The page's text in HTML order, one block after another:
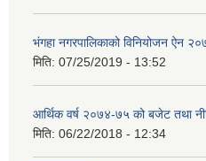
भंगहा नगरपालिकाको विनियोजन ऐन
मिति: 07/25/2019 - 13:52
आर्थिक वर्ष २०७४-७५ को बजेट तथा
मिति: 06/22/2018 - 12:34